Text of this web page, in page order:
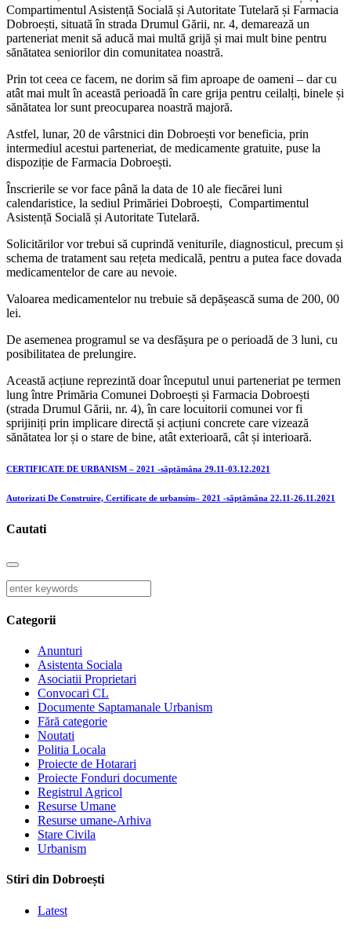
Compartimentul Asistență Socială și Autoritate Tutelară și Farmacia
Dobroești, situată în strada Drumul Gării, nr. 4, demarează un
parteneriat menit să aducă mai multă grijă și mai mult bine pentru
sănătatea seniorilor din comunitatea noastră.
Prin tot ceea ce facem, ne dorim să fim aproape de oameni – dar cu
atât mai mult în această perioadă în care grija pentru ceilalți, binele și
sănătatea lor sunt preocuparea noastră majoră.
Astfel, lunar, 20 de vârstnici din Dobroești vor beneficia, prin
intermediul acestui parteneriat, de medicamente gratuite, puse la
dispoziție de Farmacia Dobroești.
Înscrierile se vor face până la data de 10 ale fiecărei luni
calendaristice, la sediul Primăriei Dobroești, Compartimentul
Asistență Socială și Autoritate Tutelară.
Solicitărilor vor trebui să cuprindă veniturile, diagnosticul, precum și
schema de tratament sau rețeta medicală, pentru a putea face dovada
medicamentelor de care au nevoie.
Valoarea medicamentelor nu trebuie să depășească suma de 200, 00
lei.
De asemenea programul se va desfășura pe o perioadă de 3 luni, cu
posibilitatea de prelungire.
Această acțiune reprezintă doar începutul unui parteneriat pe termen
lung între Primăria Comunei Dobroești și Farmacia Dobroești
(strada Drumul Gării, nr. 4), în care locuitorii comunei vor fi
sprijiniți prin implicare directă și acțiuni concrete care vizează
sănătatea lor și o stare de bine, atât exterioară, cât și interioară.
CERTIFICATE DE URBANISM – 2021 -săptămâna 29.11-03.12.2021
Autorizati De Construire, Certificate de urbansim– 2021 -săptămâna 22.11-26.11.2021
Cautati
Categorii
Anunturi
Asistenta Sociala
Asociatii Proprietari
Convocari CL
Documente Saptamanale Urbanism
Fără categorie
Noutati
Politia Locala
Proiecte de Hotarari
Proiecte Fonduri documente
Registrul Agricol
Resurse Umane
Resurse umane-Arhiva
Stare Civila
Urbanism
Stiri din Dobroești
Latest